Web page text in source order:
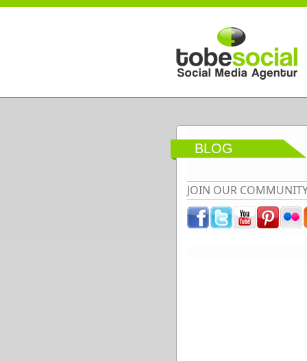
Direkt zum Inhalt
BLOG
JOIN OUR